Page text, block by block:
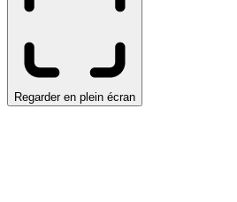
Regarder en plein écran